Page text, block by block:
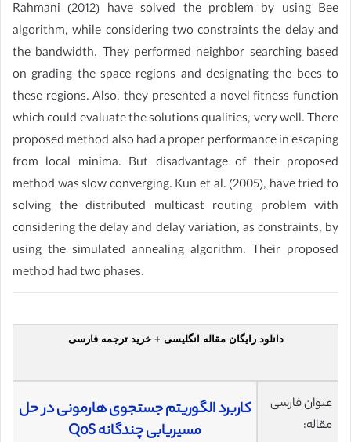
Rahmani (2012) have solved the problem by using Bee
algorithm, while considering two constraints the delay and
the bandwidth. They performed neighbor searching based
on grading the space regions and designating the bees to
these regions. Also, they presented a novel fitness function
which could evaluate the solutions qualities, very well. There
proposed method also had a proper performance in escaping
from local minima. But disadvantage of their proposed
method was slow converging. Kun et al. (2005), have tried to
solving the distributed multicast routing problem with
considering the delay and delay variation, as constraints, by
using the simulated annealing algorithm. Their proposed
method had two phases.
دانلود رایگان مقاله انگلیسی + خرید ترجمه فارسی
عنوان فارسی
مقاله:
کاربرد الگوریتم جستجوی هارمونی در حل
مسیریابی چندگانه QoS